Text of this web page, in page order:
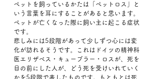
ペットを飼っているかたは「ペットロス」と
いう言葉を耳にすることがあると思います。
ペットが亡くなった際に飼い主に起こる症状
です。
悲しみには5段階があって少しずつ心には変
化が訪れるそうです。これはドイツの精神科
医エリザベス・キューブラー・ロスが、死を
目の前にした人が、どう死を受けいれていく
かを5段階で表したものです。もともとは死